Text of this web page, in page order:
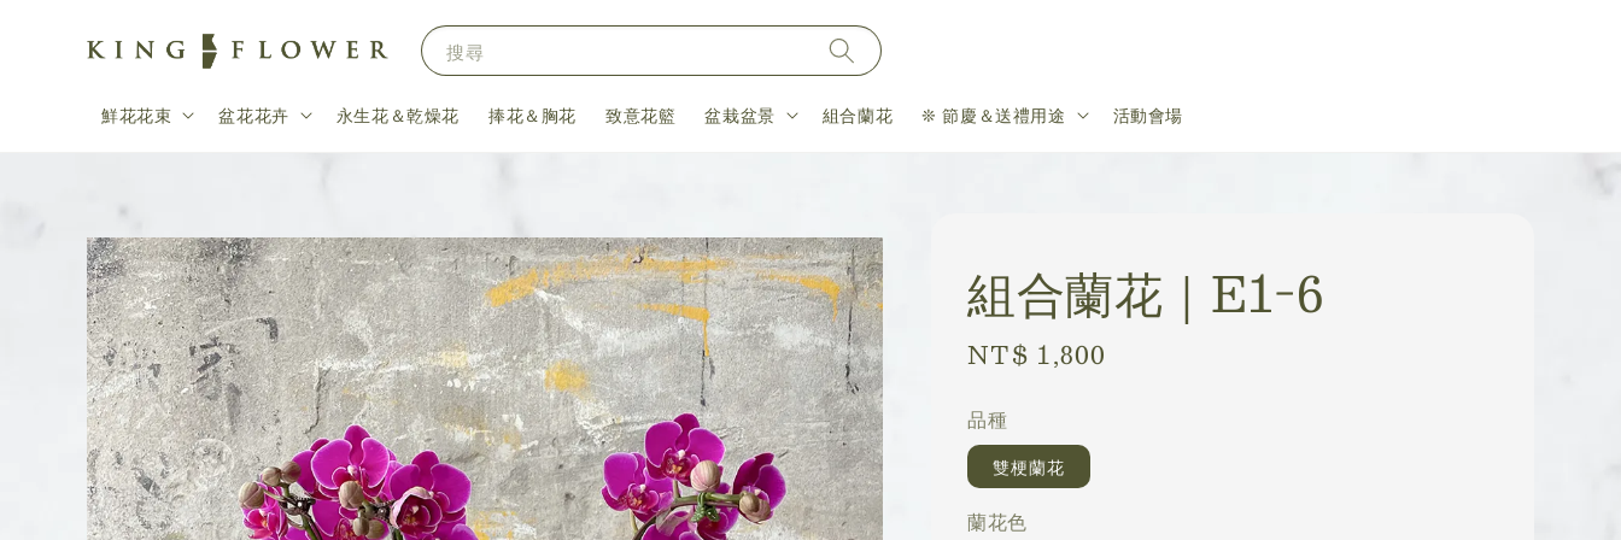
搜尋
鮮花花束 盆花花卉 永生花＆乾燥花 捧花＆胸花 致意花籃 盆栽盆景 組合蘭花 ❊ 節慶＆送禮用途 活動會場
組合蘭花｜E1-6
Regular
NT$ 1,800
品種
雙梗蘭花
蘭花色